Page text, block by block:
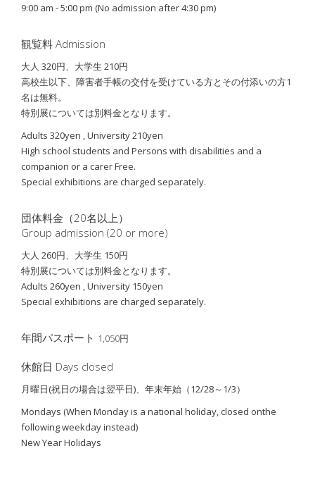
9:00 am - 5:00 pm (No admission after 4:30 pm)
観覧料 Admission
大人 320円、大学生 210円
高校生以下、障害者手帳の交付を受けている方とその付添いの方1
名は無料。
特別展については別料金となります。
Adults 320yen , University 210yen
High school students and Persons with disabilities and a
companion or a carer Free.
Special exhibitions are charged separately.
団体料金（20名以上）
Group admission (20 or more)
大人 260円、大学生 150円
特別展については別料金となります。
Adults 260yen , University 150yen
Special exhibitions are charged separately.
年間パスポート 1,050円
休館日 Days closed
月曜日(祝日の場合は翌平日)、年末年始（12/28～1/3）
Mondays (When Monday is a national holiday, closed onthe
following weekday instead)
New Year Holidays